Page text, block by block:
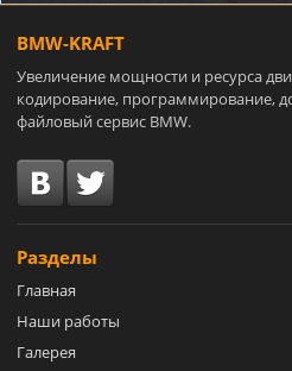
BMW-KRAFT
Увеличение мощности и ресурса
кодирование, программирование,
файловый сервис BMW.
Разделы
Главная
Наши работы
Галерея